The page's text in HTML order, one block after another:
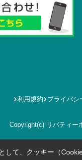
利用規約 プライバシ
Copyright(c) リバティー
て、クッキー（